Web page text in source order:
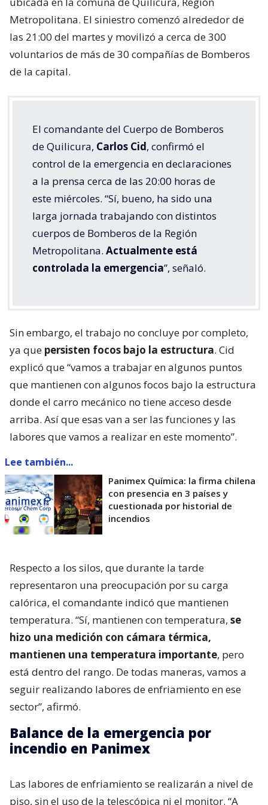
Metropolitana. El siniestro comenzó alrededor de
las 21:00 del martes y movilizó a cerca de 300
voluntarios de más de 30 compañías de Bomberos
de la capital.
El comandante del Cuerpo de Bomberos
de Quilicura, Carlos Cid, confirmó el
control de la emergencia en declaraciones
a la prensa cerca de las 20:00 horas de
este miércoles. “Sí, bueno, ha sido una
larga jornada trabajando con distintos
cuerpos de Bomberos de la Región
Metropolitana. Actualmente está
controlada la emergencia”, señaló.
Sin embargo, el trabajo no concluye por completo,
ya que persisten focos bajo la estructura. Cid
explicó que “vamos a trabajar en algunos puntos
que mantienen con algunos focos bajo la estructura
donde el carro mecánico no tiene acceso desde
arriba. Así que esas van a ser las funciones y las
labores que vamos a realizar en este momento”.
Lee también...
Panimex Química: la firma chilena
con presencia en 3 países y
cuestionada por historial de
incendios
Respecto a los silos, que durante la tarde
representaron una preocupación por su carga
calórica, el comandante indicó que mantienen
temperatura. “Sí, mantienen con temperatura, se
hizo una medición con cámara térmica,
mantienen una temperatura importante, pero
está dentro del rango. De todas maneras, vamos a
seguir realizando labores de enfriamiento en ese
sector”, afirmó.
Balance de la emergencia por
incendio en Panimex
Las labores de enfriamiento se realizarán a nivel de
piso, sin el uso de la telescópica ni el monitor. “A